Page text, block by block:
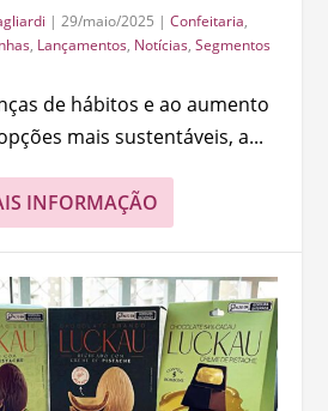
|29/maio/2025 |Confeitaria,
, Lançamentos, Notícias,Segmentos
de hábitos e ao aumento
mais sustentáveis, a...
INFORMAÇÃO